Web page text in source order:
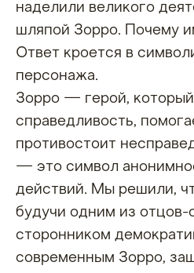
наделили великого
шляпой Зорро. Почему
Ответ кроется в
персонажа.
Зорро — герой, который
справедливость,
противостоит
— это символ
действий. Мы решили,
будучи одним из
сторонником
современным Зорро,
МИНИ-
Каталог